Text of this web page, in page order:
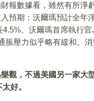
報數據看，雖然有所淨
預期：沃爾瑪預計全年
。沃爾瑪首席執行
脹壓力似乎略有緩和。
觀，不過美國另一家大
好。